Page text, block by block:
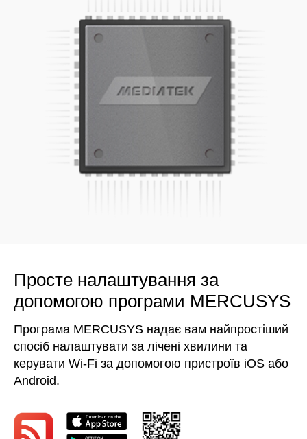
Просте налаштування за
допомогою програми MERCUSYS
Програма MERCUSYS надає вам найпростіший
спосіб налаштувати за лічені хвилини та
керувати Wi-Fi за допомогою пристроїв iOS або
Android.